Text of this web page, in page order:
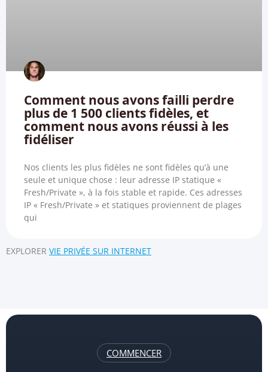
Comment nous avons failli perdre
plus de 1 500 clients fidèles, et
comment nous avons réussi à les
fidéliser
Nos clients les plus fidèles ne sont fidèles qu’à une
seule et unique chose : leur adresse IP statique «
Fresh/Private », à la fois stable et rapide. Ces adresses
IP « Fresh/Private » et statiques proviennent de plages
qui
EXPLORER VIE PRIVÉE SUR INTERNET
COMMENCER